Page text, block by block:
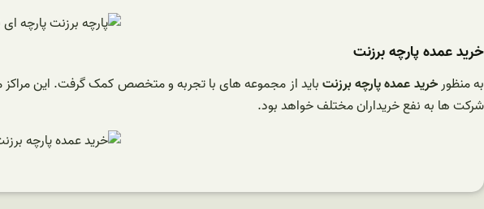
خرید عمده پارچه برزنت
به منظورخرید عمده پارچه برزنتباید از مجموعه های با تجربه و متخصص کمک گرفت. این مراکز
شرکت ها به نفع خریداران مختلف خواهد بود.